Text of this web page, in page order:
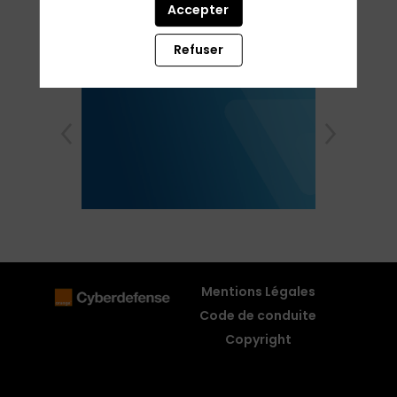
quorum translationem ex Aquitania verni imbres
solito crebriores
Mentions Légales
Code de conduite
Copyright
Accepter
Refuser